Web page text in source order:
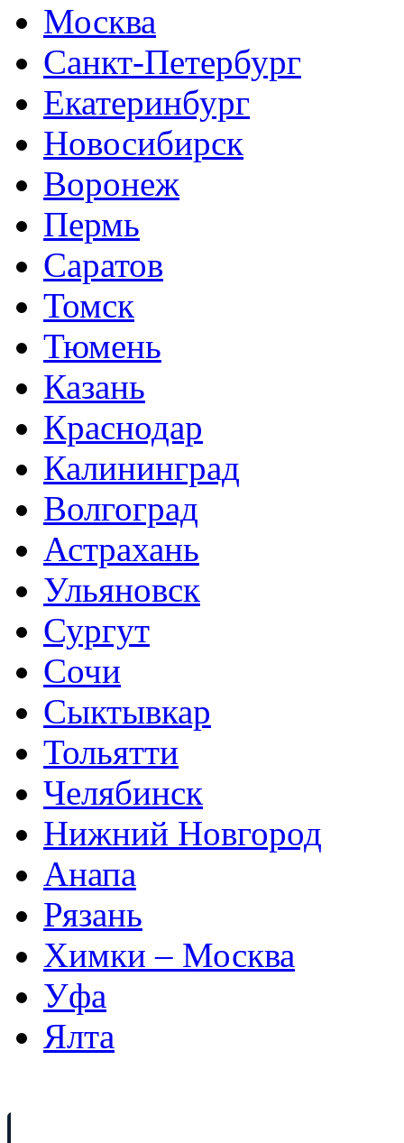
Москва
Санкт-Петербург
Екатеринбург
Новосибирск
Воронеж
Пермь
Саратов
Томск
Тюмень
Казань
Краснодар
Калининград
Волгоград
Астрахань
Ульяновск
Сургут
Сочи
Сыктывкар
Тольятти
Челябинск
Нижний Новгород
Анапа
Рязань
Химки – Москва
Уфа
Ялта